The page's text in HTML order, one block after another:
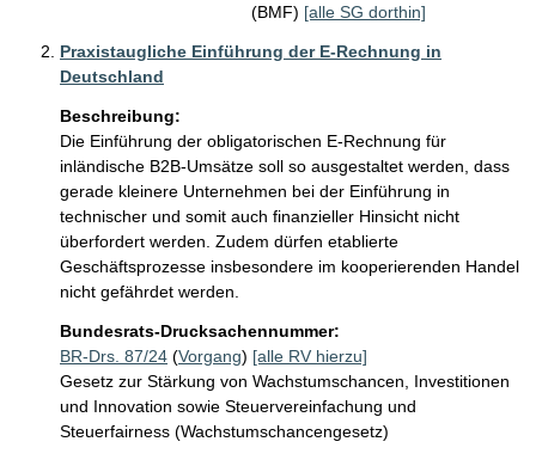
(BMF) [alle SG dorthin]
Praxistaugliche Einführung der E-Rechnung in
Deutschland
Beschreibung:
Die Einführung der obligatorischen E-Rechnung für
inländische B2B-Umsätze soll so ausgestaltet werden, dass
gerade kleinere Unternehmen bei der Einführung in
technischer und somit auch finanzieller Hinsicht nicht
überfordert werden. Zudem dürfen etablierte
Geschäftsprozesse insbesondere im kooperierenden Handel
nicht gefährdet werden.
Bundesrats-Drucksachennummer:
BR-Drs. 87/24 (Vorgang) [alle RV hierzu]
Gesetz zur Stärkung von Wachstumschancen, Investitionen
und Innovation sowie Steuervereinfachung und
Steuerfairness (Wachstumschancengesetz)